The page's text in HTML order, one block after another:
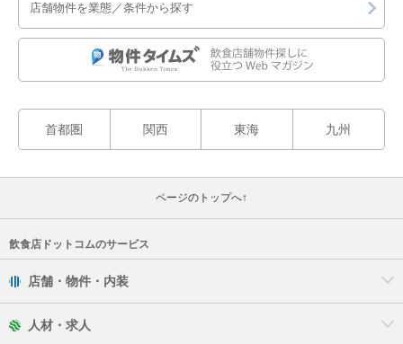
店舗物件を業態／条件から探す
首都圏 関西 東海 九州
ページのトップへ↑
飲食店ドットコムのサービス
店舗・物件・内装
人材・求人